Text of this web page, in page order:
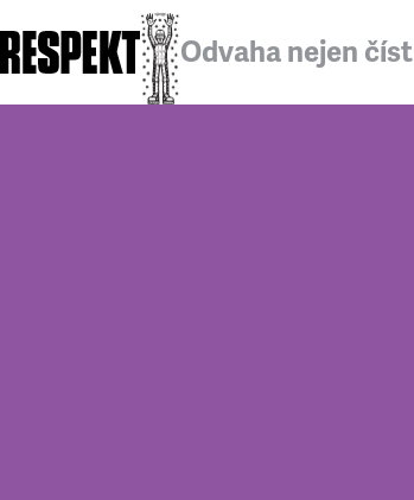
Odvaha nejen číst